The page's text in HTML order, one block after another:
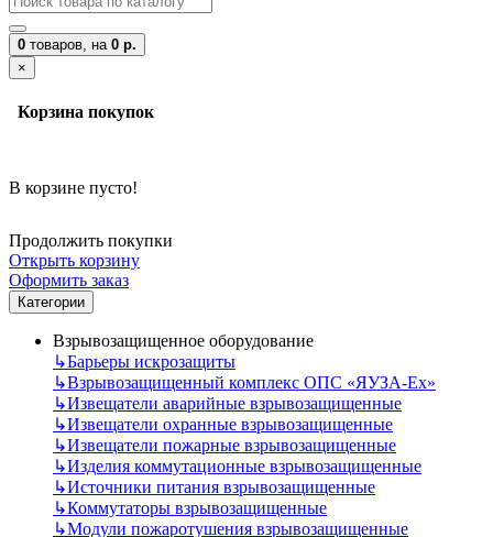
0 товаров, на 0 р.
×
Корзина покупок
В корзине пусто!
Продолжить покупки
Открыть корзину
Оформить заказ
Категории
Взрывозащищенное оборудование
↳Барьеры искрозащиты
↳Взрывозащищенный комплекс ОПС «ЯУЗА-Ех»
↳Извещатели аварийные взрывозащищенные
↳Извещатели охранные взрывозащищенные
↳Извещатели пожарные взрывозащищенные
↳Изделия коммутационные взрывозащищенные
↳Источники питания взрывозащищенные
↳Коммутаторы взрывозащищенные
↳Модули пожаротушения взрывозащищенные